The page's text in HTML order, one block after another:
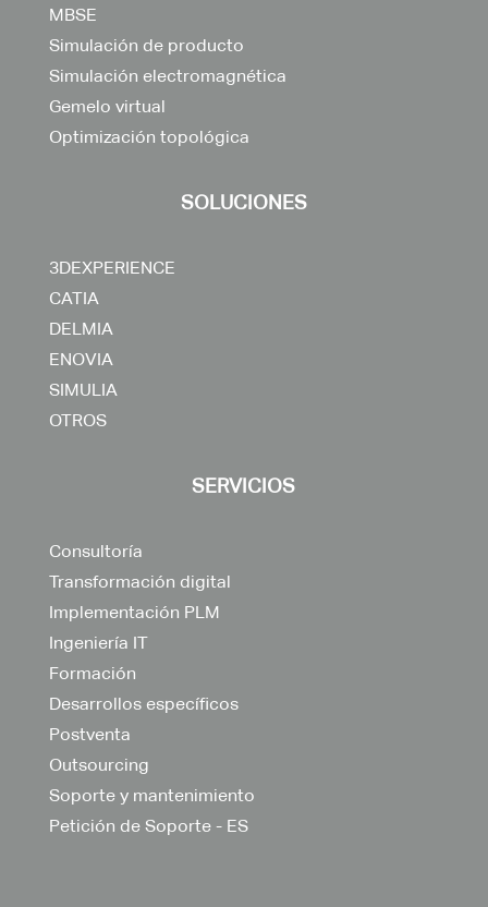
MBSE
Simulación de producto
Simulación electromagnética
Gemelo virtual
Optimización topológica
SOLUCIONES
3DEXPERIENCE
CATIA
DELMIA
ENOVIA
SIMULIA
OTROS
SERVICIOS
Consultoría
Transformación digital
Implementación PLM
Ingeniería IT
Formación
Desarrollos específicos
Postventa
Outsourcing
Soporte y mantenimiento
Petición de Soporte - ES